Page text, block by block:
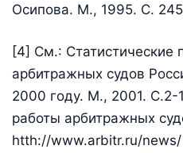
Осипова. М., 1995. С.
[4] См.: Статистические
арбитражных судов
2000 году. М., 2001.
работы арбитражных
htth://www.arbitr.ru/news/